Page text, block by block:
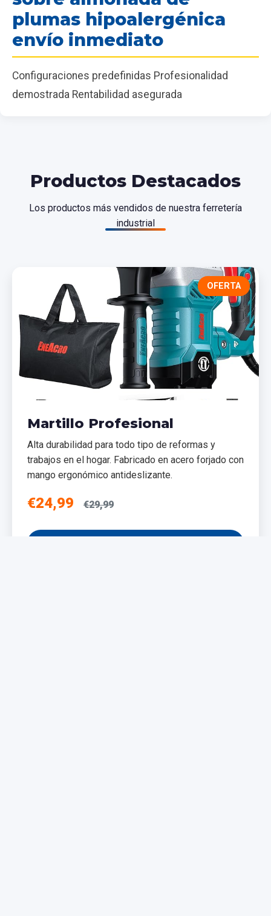
plumas hipoalergénica
envío inmediato
Configuraciones predefinidas Profesionalidad
demostrada Rentabilidad asegurada
Productos Destacados
Los productos más vendidos de nuestra ferretería
industrial
OFERTA
Martillo Profesional
Alta durabilidad para todo tipo de reformas y
trabajos en el hogar. Fabricado en acero forjado con
mango ergonómico antideslizante.
€24,99 €29,99